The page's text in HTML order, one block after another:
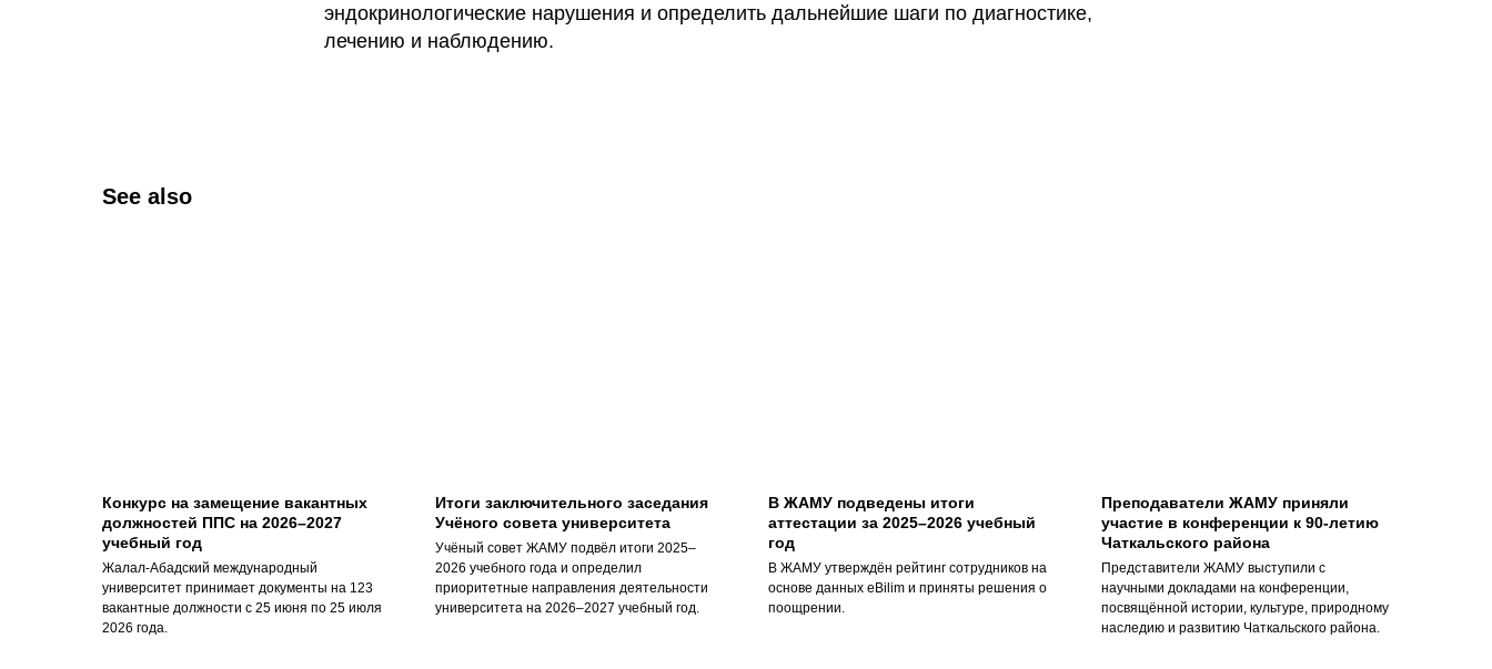
эндокринологические нарушения и определить дальнейшие шаги по диагностике,
лечению и наблюдению.
See also
Конкурс на замещение вакантных
должностей ППС на 2026–2027
учебный год
Жалал-Абадский международный
университет принимает документы на 123
вакантные должности с 25 июня по 25 июля
2026 года.
Итоги заключительного заседания
Учёного совета университета
Учёный совет ЖАМУ подвёл итоги 2025–
2026 учебного года и определил
приоритетные направления деятельности
университета на 2026–2027 учебный год.
В ЖАМУ подведены итоги
аттестации за 2025–2026 учебный
год
В ЖАМУ утверждён рейтинг сотрудников на
основе данных eBilim и приняты решения о
поощрении.
Преподаватели ЖАМУ приняли
участие в конференции к 90-летию
Чаткальского района
Представители ЖАМУ выступили с
научными докладами на конференции,
посвящённой истории, культуре, природному
наследию и развитию Чаткальского района.